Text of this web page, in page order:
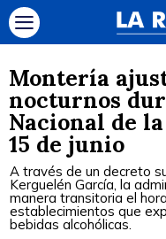
Montería
nocturnos
Nacional de
15 de junio
A través de un decreto
Kerguelén García, la
manera transitoria el
establecimientos que
bebidas alcohólicas.